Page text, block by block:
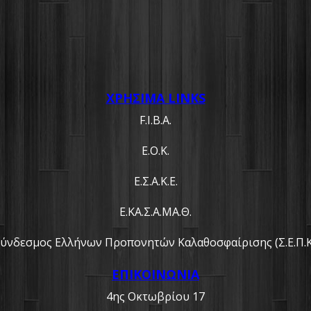
ΧΡΗΣΙΜΑ LINKS
F.I.B.A.
Ε.Ο.Κ.
Ε.Σ.Α.Κ.Ε.
Ε.ΚΑ.Σ.Α.ΜΑ.Θ.
Ελλήνων Προπονητών Καλαθοσφαίρισης
ΕΠΙΚΟΙΝΩΝΙΑ
4ης Οκτωβρίου 17